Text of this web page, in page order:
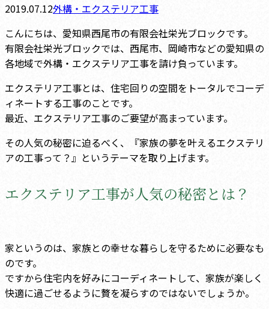
2019.07.12外構・エクステリア工事
こんにちは、愛知県西尾市の有限会社栄光ブロックです。
有限会社栄光ブロックでは、西尾市、岡崎市などの愛知県の
各地域で外構・エクステリア工事を請け負っています。
エクステリア工事とは、住宅回りの空間をトータルでコーデ
ィネートする工事のことです。
最近、エクステリア工事のご要望が高まっています。
その人気の秘密に迫るべく、『家族の夢を叶えるエクステリ
アの工事って？』というテーマを取り上げます。
エクステリア工事が人気の秘密とは？
家というのは、家族との幸せな暮らしを守るために必要なも
のです。
ですから住宅内を好みにコーディネートして、家族が楽しく
快適に過ごせるように贅を凝らすのではないでしょうか。